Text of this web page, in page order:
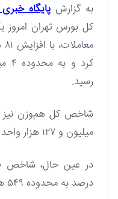
به گزارش پایگاه خبری
رسید.
میلیون و ۱۲۷ هزار واحد رسید.
درصد به محدوده ۵۴۹ هزار و ۷۹۱ واحد رسید.